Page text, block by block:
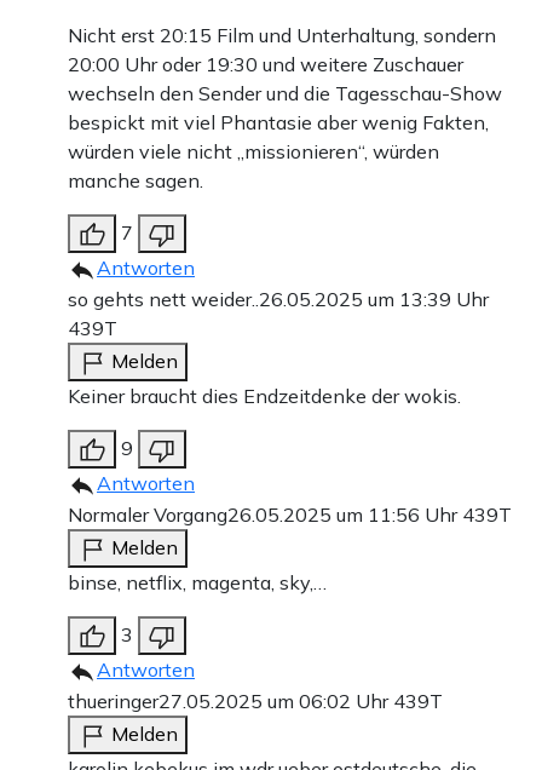
Nicht erst 20:15 Film und Unterhaltung, sondern
20:00 Uhr oder 19:30 und weitere Zuschauer
wechseln den Sender und die Tagesschau-Show
bespickt mit viel Phantasie aber wenig Fakten,
würden viele nicht „missionieren“, würden
manche sagen.
7
Antworten
so gehts nett weider.. 26.05.2025 um 13:39 Uhr
439T
Melden
Keiner braucht dies Endzeitdenke der wokis.
9
Antworten
Normaler Vorgang26.05.2025 um 11:56 Uhr 439T
Melden
binse, netflix, magenta, sky,…
3
Antworten
thueringer27.05.2025 um 06:02 Uhr 439T
Melden